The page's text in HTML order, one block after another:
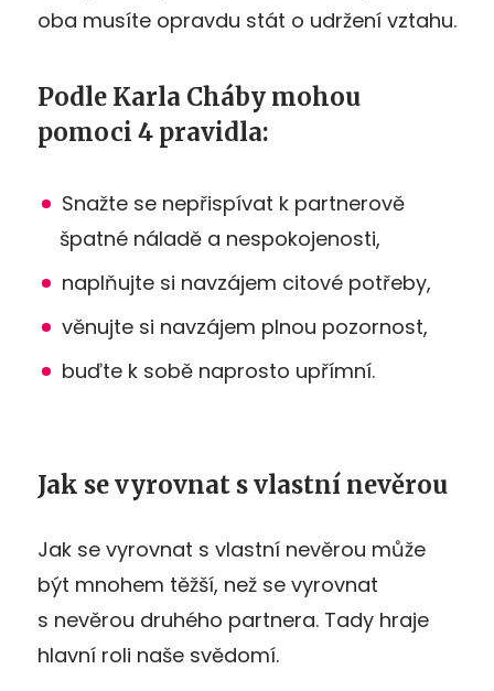
oba musíte opravdu stát o udržení vztahu.
Podle Karla Cháby mohou
pomoci 4 pravidla:
Snažte se nepřispívat k partnerově
špatné náladě a nespokojenosti,
naplňujte si navzájem citové potřeby,
věnujte si navzájem plnou pozornost,
buďte k sobě naprosto upřímní.
Jak se vyrovnat s vlastní nevěrou
Jak se vyrovnat s vlastní nevěrou může
být mnohem těžší, než se vyrovnat
s nevěrou druhého partnera. Tady hraje
hlavní roli naše svědomí.